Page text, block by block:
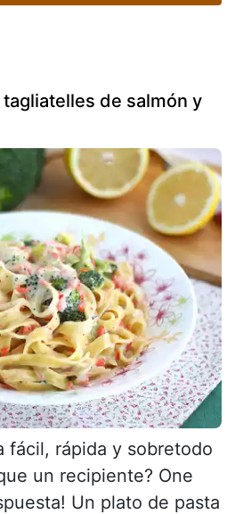
de salmón y
fácil, rápida y sobretodo
un recipiente? One
Un plato de pasta